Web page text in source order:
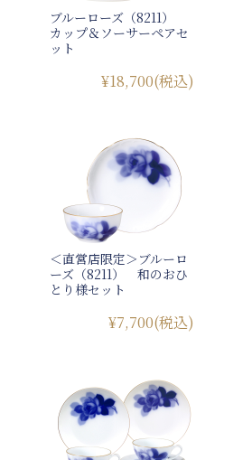
ブルーローズ（8211）
カップ＆ソーサーペアセ
ット
¥18,700(税込)
＜直営店限定＞ブルーロ
ーズ（8211） 和のおひ
とり様セット
¥7,700(税込)